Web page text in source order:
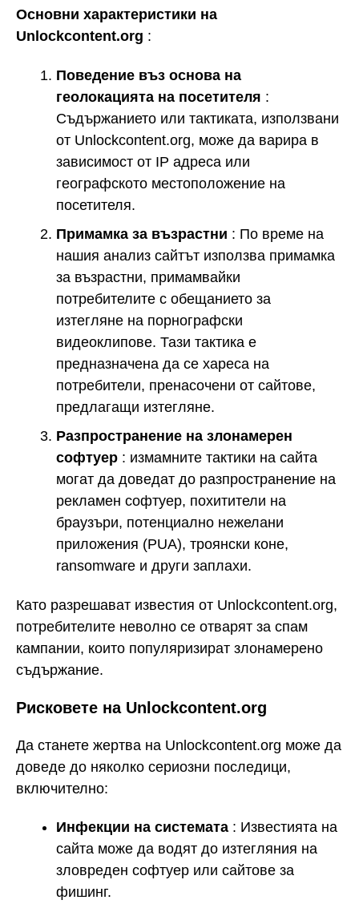
Основни характеристики на
Unlockcontent.org :
Поведение въз основа на
геолокацията на посетителя :
Съдържанието или тактиката, използвани
от Unlockcontent.org, може да варира в
зависимост от IP адреса или
географското местоположение на
посетителя.
Примамка за възрастни : По време на
нашия анализ сайтът използва примамка
за възрастни, примамвайки
потребителите с обещанието за
изтегляне на порнографски
видеоклипове. Тази тактика е
предназначена да се хареса на
потребители, пренасочени от сайтове,
предлагащи изтегляне.
Разпространение на злонамерен
софтуер : измамните тактики на сайта
могат да доведат до разпространение на
рекламен софтуер, похитители на
браузъри, потенциално нежелани
приложения (PUA), троянски коне,
ransomware и други заплахи.
Като разрешават известия от Unlockcontent.org,
потребителите неволно се отварят за спам
кампании, които популяризират злонамерено
съдържание.
Рисковете на Unlockcontent.org
Да станете жертва на Unlockcontent.org може да
доведе до няколко сериозни последици,
включително:
Инфекции на системата : Известията на
сайта може да водят до изтегляния на
зловреден софтуер или сайтове за
фишинг.